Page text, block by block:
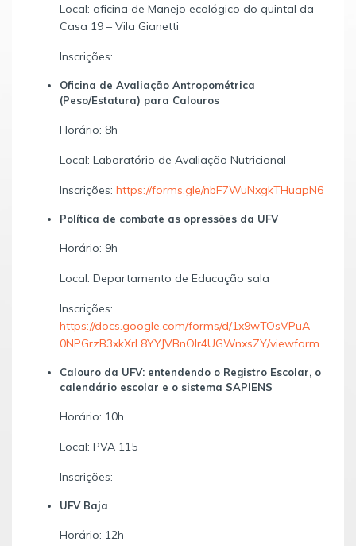
Local: oficina de Manejo ecológico do quintal da
Casa 19 – Vila Gianetti
Inscrições:
Oficina de Avaliação Antropométrica
(Peso/Estatura) para Calouros
Horário: 8h
Local: Laboratório de Avaliação Nutricional
Inscrições: https://forms.gle/nbF7WuNxgkTHuapN6
Política de combate as opressões da UFV
Horário: 9h
Local: Departamento de Educação sala
Inscrições:
https://docs.google.com/forms/d/1x9wTOsVPuA-
0NPGrzB3xkXrL8YYJVBnOIr4UGWnxsZY/viewform
Calouro da UFV: entendendo o Registro Escolar, o
calendário escolar e o sistema SAPIENS
Horário: 10h
Local: PVA 115
Inscrições:
UFV Baja
Horário: 12h